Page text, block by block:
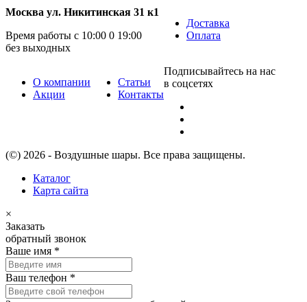
Москва ул. Никитинская 31 к1
Время работы с 10:00 0 19:00
без выходных
Доставка
Оплата
О компании
Акции
Статьи
Контакты
Подписывайтесь на нас
в соцсетях
(©) 2026 - Воздушные шары. Все права защищены.
Каталог
Карта сайта
×
Заказать
обратный звонок
Ваше имя *
Ваш телефон *